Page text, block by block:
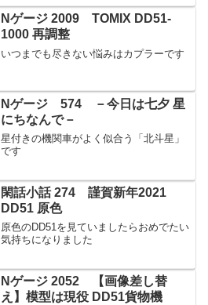
Nゲージ 2009 TOMIX DD51-
1000 再調整
いつまでも尽きない悩みはカプラーです
Nゲージ 574 －今日は七夕 星
にちなんで－
星付きの機関車がよく似合う「北斗星」
です
閑話小話 274 謹賀新年2021
DD51 原色
原色のDD51を見ていましたらおめでたい
気持ちになりました
Nゲージ 2052 【画像差し替
え】模型は現役 DD51貨物機